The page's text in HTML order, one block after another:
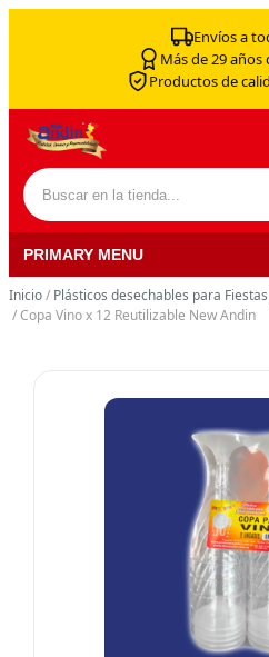
Envíos a
Más de 29 años
Productos de
Buscar por:
PRIMARY MENU
Inicio/ Plásticos desechables para
/ Copa Vino x 12 Reutilizable New Andin